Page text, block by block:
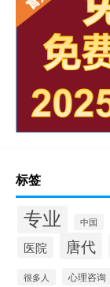
标签
专业 中国
医院
唐代
很多人 心理咨询